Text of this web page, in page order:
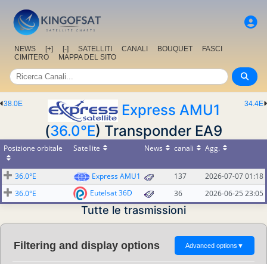
NEWS [+] [-] SATELLITI CANALI BOUQUET
FASCI
CIMITERO
MAPPA DEL SITO
34.4E
38.0E
Express AMU1
(36.0°E) Transponder EA9
Posizione orbitale Satellite News canali Agg.
36.0°E Express AMU1 137
2026-07-07 01:18
36.0°E
Eutelsat 36D 36 2026-06-25 23:05
Tutte le trasmissioni
Filtering and display options Advanced options ▼